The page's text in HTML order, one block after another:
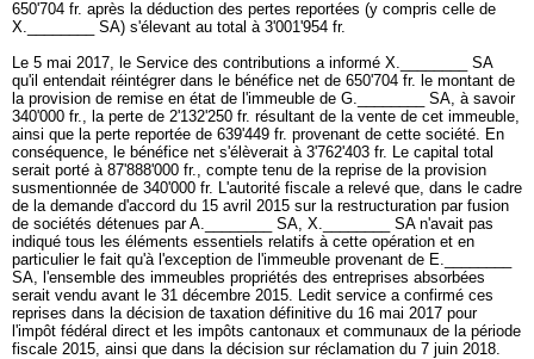
650'704 fr. après la déduction des pertes reportées (y compris celle de
X.________ SA) s'élevant au total à 3'001'954 fr.
Le 5 mai 2017, le Service des contributions a informé X.________ SA
qu'il entendait réintégrer dans le bénéfice net de 650'704 fr. le montant de
la provision de remise en état de l'immeuble de G.________ SA, à savoir
340'000 fr., la perte de 2'132'250 fr. résultant de la vente de cet immeuble,
ainsi que la perte reportée de 639'449 fr. provenant de cette société. En
conséquence, le bénéfice net s'élèverait à 3'762'403 fr. Le capital total
serait porté à 87'888'000 fr., compte tenu de la reprise de la provision
susmentionnée de 340'000 fr. L'autorité fiscale a relevé que, dans le cadre
de la demande d'accord du 15 avril 2015 sur la restructuration par fusion
de sociétés détenues par A.________ SA, X.________ SA n'avait pas
indiqué tous les éléments essentiels relatifs à cette opération et en
particulier le fait qu'à l'exception de l'immeuble provenant de E.________
SA, l'ensemble des immeubles propriétés des entreprises absorbées
serait vendu avant le 31 décembre 2015. Ledit service a confirmé ces
reprises dans la décision de taxation définitive du 16 mai 2017 pour
l'impôt fédéral direct et les impôts cantonaux et communaux de la période
fiscale 2015, ainsi que dans la décision sur réclamation du 7 juin 2018.